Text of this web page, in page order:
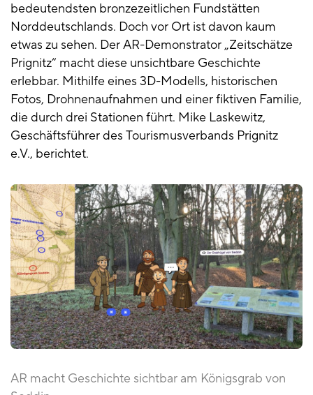
bedeutendsten bronzezeitlichen Fundstätten
Norddeutschlands. Doch vor Ort ist davon kaum
etwas zu sehen. Der AR-Demonstrator „Zeitschätze
Prignitz“ macht diese unsichtbare Geschichte
erlebbar. Mithilfe eines 3D-Modells, historischen
Fotos, Drohnenaufnahmen und einer fiktiven Familie,
die durch drei Stationen führt. Mike Laskewitz,
Geschäftsführer des Tourismusverbands Prignitz
e.V., berichtet.
AR macht Geschichte sichtbar am Königsgrab von